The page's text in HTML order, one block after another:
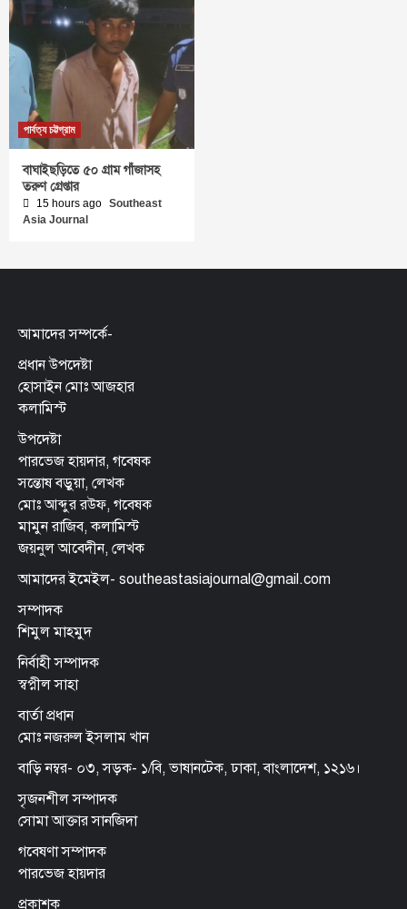
পার্বত্য চট্টগ্রাম
বাঘাইছড়িতে ৫০ গ্রাম গাঁজাসহ
তরুণ গ্রেপ্তার
15 hours ago Southeast
Asia Journal
আমাদের সম্পর্কে-
প্রধান উপদেষ্টা
হোসাইন মোঃ আজহার
কলামিস্ট
উপদেষ্টা
পারভেজ হায়দার, গবেষক
সন্তোষ বড়ুয়া, লেখক
মোঃ আব্দুর রউফ, গবেষক
মামুন রাজিব, কলামিস্ট
জয়নুল আবেদীন, লেখক
আমাদের ইমেইল- southeastasiajournal@gmail.com
সম্পাদক
শিমুল মাহমুদ
নির্বাহী সম্পাদক
স্বপ্নীল সাহা
বার্তা প্রধান
মোঃ নজরুল ইসলাম খান
বাড়ি নম্বর- ০৩, সড়ক- ১/বি, ভাষানটেক, ঢাকা, বাংলাদেশ, ১২১৬।
সৃজনশীল সম্পাদক
সোমা আক্তার সানজিদা
গবেষণা সম্পাদক
পারভেজ হায়দার
প্রকাশক